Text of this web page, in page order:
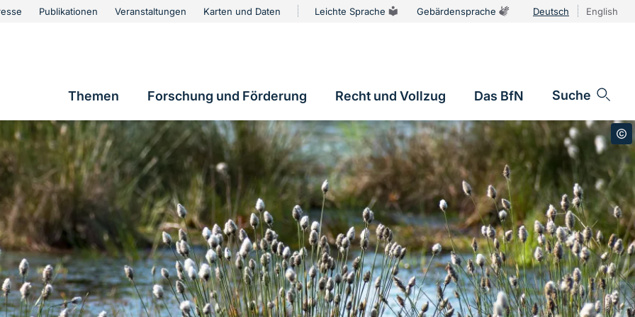
Publikationen Veranstaltungen Karten und Daten Leichte Sprache Gebärdensprache Deutsch English
Hauptnavigation
Themen Forschung und Förderung Recht und Vollzug Das BfN Suche